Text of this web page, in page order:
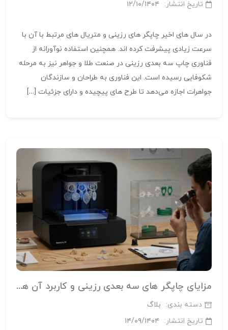
تاریخ انتشار: ۱۲/۱۰/۱۴۰۴
در سال‌ های اخیر چاپگر های رزینی و متریال‌ های مرتبط با آن با
سرعت زیادی پیشرفت کرده‌ اند. همچنین استفاده‌ نوآورانه از
فناوری چاپ سه‌ بعدی رزینی در صنعت طلا و جواهر نیز به مرحله
شکوفایی رسیده است. این فناوری به طراحان و سازندگان
جواهرات اجازه می‌دهد تا طرح‌ های پیچیده و دارای جزئیات […]
مزایای چاپگر های سه‌ بعدی رزینی و کاربرد آن‌ ها در صنعت جواهر سازی
دسته بندی:
بلاگ
تاریخ انتشار: ۱۴/۰۹/۱۴۰۴